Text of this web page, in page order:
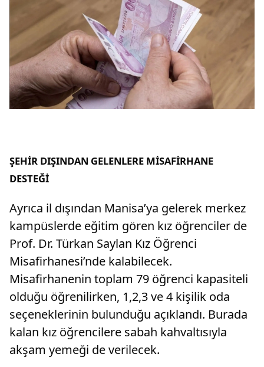
ŞEHİR DIŞINDAN GELENLERE MİSAFİRHANE
DESTEĞİ
Ayrıca il dışından Manisa’ya gelerek merkez
kampüslerde eğitim gören kız öğrenciler de
Prof. Dr. Türkan Saylan Kız Öğrenci
Misafirhanesi’nde kalabilecek.
Misafirhanenin toplam 79 öğrenci kapasiteli
olduğu öğrenilirken, 1,2,3 ve 4 kişilik oda
seçeneklerinin bulunduğu açıklandı. Burada
kalan kız öğrencilere sabah kahvaltısıyla
akşam yemeği de verilecek.